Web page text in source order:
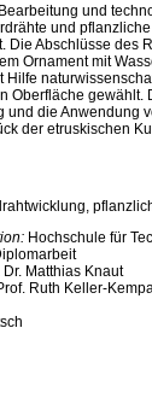
und
und
Die Abschlüsse des
Ornament mit
Hilfe
Oberfläche gewählt.
und die Anwendung
der etruskischen
Hochschule für
Dr. Matthias Knaut
Ruth Keller-